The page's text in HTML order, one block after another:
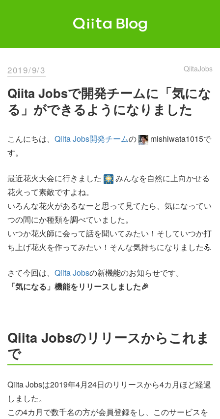
2019/9/3 QiitaJobs
Qiita Jobsで開発チームに「気にな
る」ができるようになりました
こんにちは、 Qiita Jobs開発チームの
mishiwata1015で
す。
最近花火大会に行きました
みんなを自然に上向かせる
花火って素敵ですよね。
いろんな花火があるなーと思って見てたら、気になってい
つの間にか種類を調べていました。
いつか花火師に会って話を聞いてみたい！そしていつか打
ち上げ花火を作ってみたい！そんな気持ちになりました💪
さて今回は、 Qiita Jobsの新機能のお知らせです。
「気になる」機能をリリースしました🎉
Qiita Jobsのリリースからこれま
で
Qiita Jobsは2019年4月24日のリリースから4カ月ほど経過
しました。
この4カ月で数千名の方が会員登録をし、このサービスを